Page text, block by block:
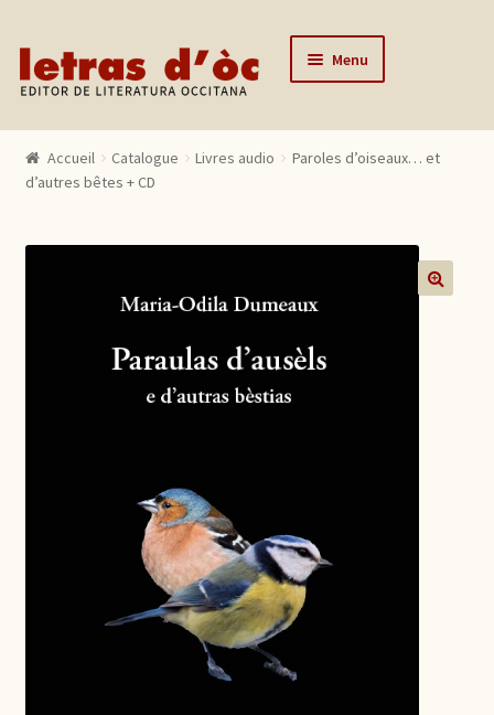
Aller à la navigation
Aller au contenu Menu
Catalogue
Accueil Catalogue Livres audio
Paroles d’oiseaux… et
d’autres bêtes + CD